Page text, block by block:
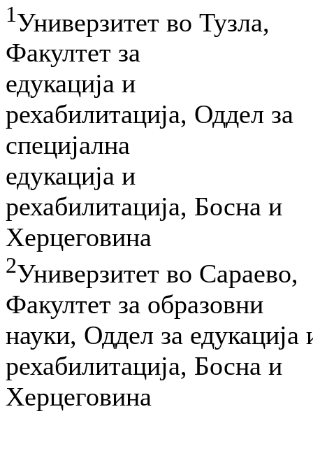
1Универзитет во Тузла,
Факултет за
едукација и
рехабилитација, Оддел за
специјална
едукација и
рехабилитација, Босна и
Херцеговина
2Универзитет во Сараево,
Факултет за образовни
науки, Оддел за едукација
рехабилитација, Босна и
Херцеговина